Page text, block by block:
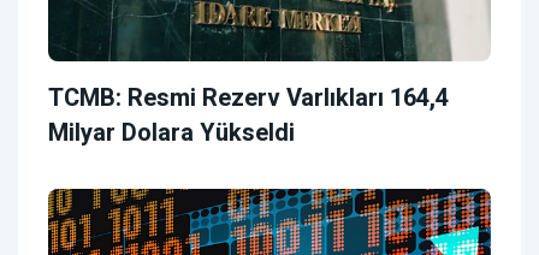
TCMB: Resmi Rezerv Varlıkları 164,4
Milyar Dolara Yükseldi